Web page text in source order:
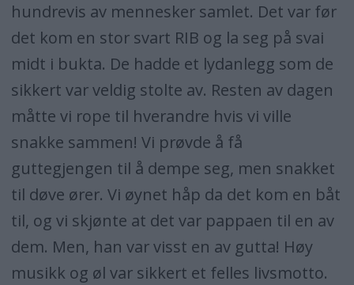
hundrevis av mennesker samlet. Det var før
det kom en stor svart RIB og la seg på svai
midt i bukta. De hadde et lydanlegg som de
sikkert var veldig stolte av. Resten av dagen
måtte vi rope til hverandre hvis vi ville
snakke sammen! Vi prøvde å få
guttegjengen til å dempe seg, men snakket
til døve ører. Vi øynet håp da det kom en båt
til, og vi skjønte at det var pappaen til en av
dem. Men, han var visst en av gutta! Høy
musikk og øl var sikkert et felles livsmotto.